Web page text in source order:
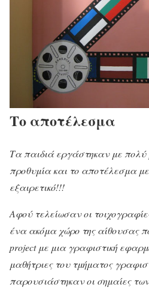
Το αποτέλεσμα
Τα παιδιά εργάστηκαν με
προθυμία και το αποτέλεσμα
εξαιρετικό!!!
Αφού τελείωσαν οι
ένα ακόμα χώρο της αίθουσας
project με μια γραφιστική
μαθήτριες του τμήματος
παρουσιάστηκαν οι σημαίες